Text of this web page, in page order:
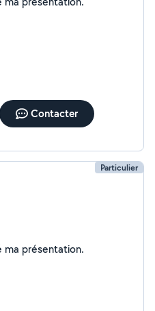
Contacter
Particulier
Je n'ai pas encore renseigné ma présentation.